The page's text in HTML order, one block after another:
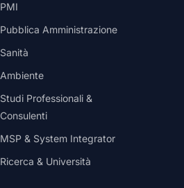
PMI
Pubblica Amministrazione
Sanità
Ambiente
Studi Professionali &
Consulenti
MSP & System Integrator
Ricerca & Università